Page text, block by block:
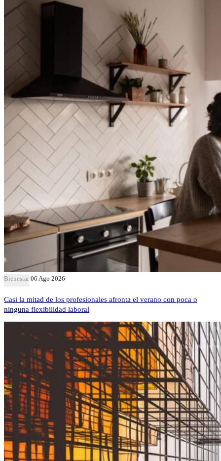
Bienestar 06 Ago 2026
Casi la mitad de los profesionales afronta el verano con poca o
ninguna flexibilidad laboral